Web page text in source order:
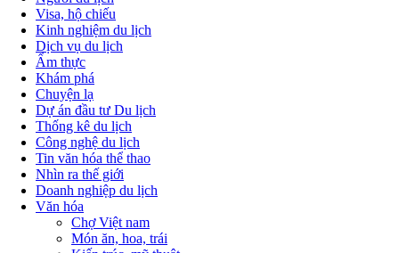
Visa, hộ chiếu
Kinh nghiệm du lịch
Dịch vụ du lịch
Ẩm thực
Khám phá
Chuyện lạ
Dự án đầu tư Du lịch
Thống kê du lịch
Công nghệ du lịch
Tin văn hóa thể thao
Nhìn ra thế giới
Doanh nghiệp du lịch
Văn hóa
Chợ Việt nam
Món ăn, hoa, trái